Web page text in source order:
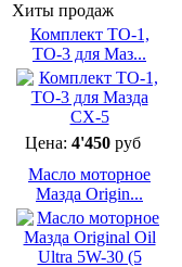
Хиты продаж
Комплект ТО-1,
ТО-3 для Маз...
Цена: 4'450руб
Масло моторное
Мазда Origin...